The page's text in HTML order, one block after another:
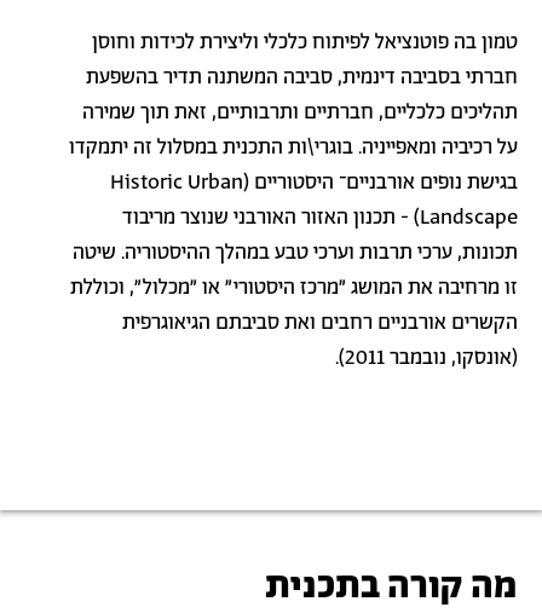
טמון בה פוטנציאל לפיתוח כלכלי וליצירת לכידות וחוסן
חברתי בסביבה דינמית, סביבה המשתנה תדיר בהשפעת
תהליכים כלכליים, חברתיים ותרבותיים, זאת תוך שמירה
על רכיביה ומאפייניה. בוגרי\ות התכנית במסלול זה יתמקדו
בגישת נופים אורבניים־ היסטוריים (Historic Urban
Landscape) - תכנון האזור האורבני שנוצר מריבוד
תכונות, ערכי תרבות וערכי טבע במהלך ההיסטוריה. שיטה
זו מרחיבה את המושג "מרכז היסטורי" או "מכלול", וכוללת
הקשרים אורבניים רחבים ואת סביבתם הגיאוגרפית
(אונסקו, נובמבר 2011).
מה קורה בתכנית